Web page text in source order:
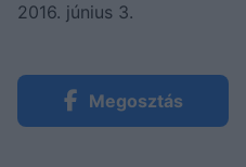
2016. június 3.
Megosztás